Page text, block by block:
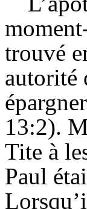
trouvé
autorité
13:2).
Tite à
Paul